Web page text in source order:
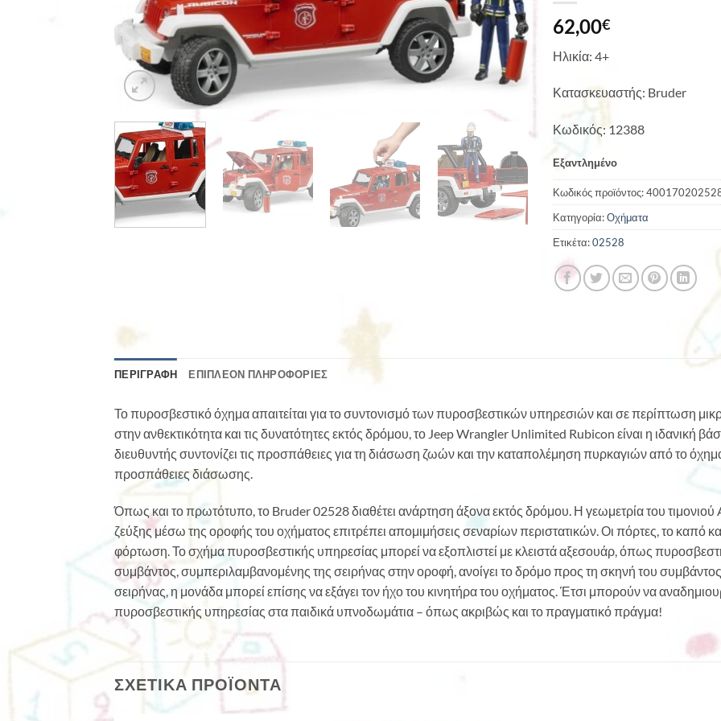
62,00€
Ηλικία: 4+
Κατασκευαστής: Bruder
Κωδικός: 12388
Εξαντλημένο
Κωδικός προϊόντος:
Κατηγορία:Οχήματα
Ετικέτα:02528
ΠΕΡΙΓΡΑΦΉ ΕΠΙΠΛΈΟΝ ΠΛΗΡΟΦΟΡΊΕΣ
Το πυροσβεστικό όχημα απαιτείται για το συντονισμό των πυροσβεστικών υπηρεσιών και σε περίπτωση
στην ανθεκτικότητα και τις δυνατότητες εκτός δρόμου, το Jeep Wrangler Unlimited Rubicon είναι η ιδανική
διευθυντής συντονίζει τις προσπάθειες για τη διάσωση ζωών και την καταπολέμηση πυρκαγιών από το
προσπάθειες διάσωσης.
Όπως και το πρωτότυπο, το Bruder 02528 διαθέτει ανάρτηση άξονα εκτός δρόμου. Η γεωμετρία του
ζεύξης μέσω της οροφής του οχήματος επιτρέπει απομιμήσεις σεναρίων περιστατικών. Οι πόρτες, το καπό
φόρτωση. Το σχήμα πυροσβεστικής υπηρεσίας μπορεί να εξοπλιστεί με κλειστά αξεσουάρ, όπως
συμβάντος, συμπεριλαμβανομένης της σειρήνας στην οροφή, ανοίγει το δρόμο προς τη σκηνή του
σειρήνας, η μονάδα μπορεί επίσης να εξάγει τον ήχο του κινητήρα του οχήματος. Έτσι μπορούν να
πυροσβεστικής υπηρεσίας στα παιδικά υπνοδωμάτια – όπως ακριβώς και το πραγματικό πράγμα!
ΣΧΕΤΙΚΆ ΠΡΟΪΌΝΤΑ